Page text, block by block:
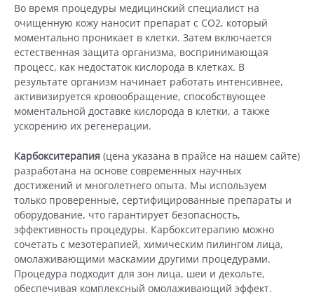
Во время процедуры медицинский специалист на
очищенную кожу наносит препарат с СО2, который
моментально проникает в клетки. Затем включается
естественная защита организма, воспринимающая
процесс, как недостаток кислорода в клетках. В
результате организм начинает работать интенсивнее,
активизируется кровообращение, способствующее
моментальной доставке кислорода в клетки, а также
ускорению их регенерации.
Карбокситерапия (цена указана в прайсе на нашем сайте)
разработана на основе современных научных
достижений и многолетнего опыта. Мы используем
только проверенные, сертифицированные препараты и
оборудование, что гарантирует безопасность,
эффективность процедуры. Карбокситерапию можно
сочетать с мезотерапией, химическим пилингом лица,
омолаживающими маскамии другими процедурами.
Процедура подходит для зон лица, шеи и декольте,
обеспечивая комплексный омолаживающий эффект.